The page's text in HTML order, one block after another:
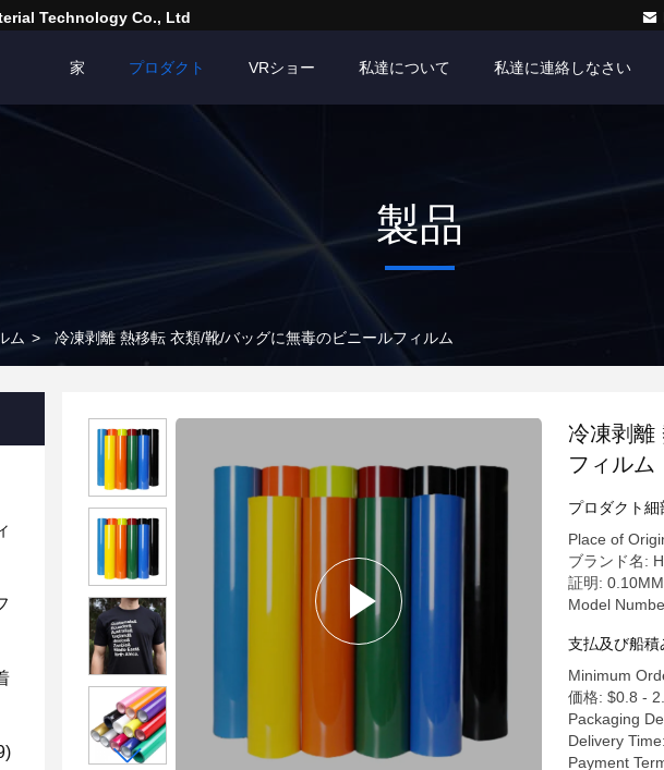
Technology Co., Ltd
家 プロダクト VRショー 私達について 私達に連絡しなさい
製品
ム > 冷凍剥離 熱移転 衣類/靴/バッグに無毒のビニールフィルム
冷凍剥離
フィルム
プロダクト細
Place of
ブランド名:
証明:
Model
支払及び船積
Minimum
価格: $0.8 -
Packaging
Delivery
Payment